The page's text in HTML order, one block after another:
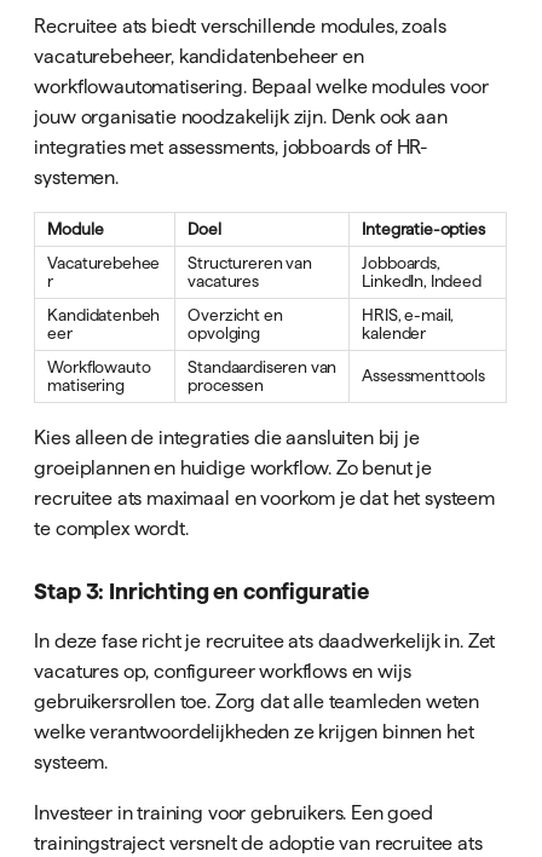
Recruitee ats biedt verschillende modules, zoals
vacaturebeheer, kandidatenbeheer en
workflowautomatisering. Bepaal welke modules voor
jouw organisatie noodzakelijk zijn. Denk ook aan
integraties met assessments, jobboards of HR-
systemen.
Module Doel
Integratie-opties
Vacaturebehee
r
Structureren van
vacatures
Jobboards,
LinkedIn, Indeed
Kandidatenbeh
eer
Overzicht en
opvolging
HRIS, e-mail,
kalender
Workflowauto
matisering
Standaardiseren van
processen
Assessmenttools
Kies alleen de integraties die aansluiten bij je
groeiplannen en huidige workflow. Zo benut je
recruitee ats maximaal en voorkom je dat het systeem
te complex wordt.
Stap 3: Inrichting en configuratie
In deze fase richt je recruitee ats daadwerkelijk in. Zet
vacatures op, configureer workflows en wijs
gebruikersrollen toe. Zorg dat alle teamleden weten
welke verantwoordelijkheden ze krijgen binnen het
systeem.
Investeer in training voor gebruikers. Een goed
trainingstraject versnelt de adoptie van recruitee ats